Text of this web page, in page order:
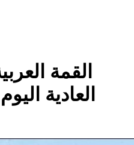
العادية